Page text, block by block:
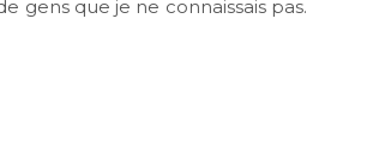
gens que je ne connaissais pas.